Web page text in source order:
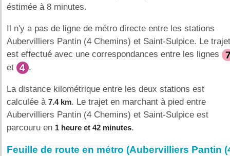
éstimée à 8 minutes.
Il n'y a pas de ligne de métro directe entre les stations
Aubervilliers Pantin (4 Chemins) et Saint-Sulpice. Le trajet
est effectué avec une correspondances entre les lignes
et
.
La distance kilométrique entre les deux stations est
calculée à 7.4 km. Le trajet en marchant à pied entre
Aubervilliers Pantin (4 Chemins) et Saint-Sulpice est
parcouru en 1 heure et 42 minutes.
Feuille de route en métro (Aubervilliers Pantin